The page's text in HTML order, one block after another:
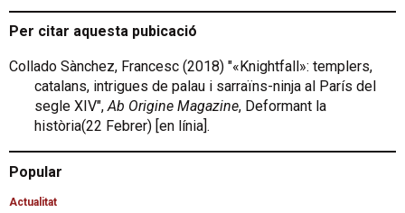
Per citar aquesta pubicació
Collado Sànchez, Francesc (2018) "«Knightfall»: templers,
catalans, intrigues de palau i sarraïns-ninja al París del
segle XIV",Ab Origine Magazine, Deformant la
història(22 Febrer) [en línia].
Popular
Actualitat